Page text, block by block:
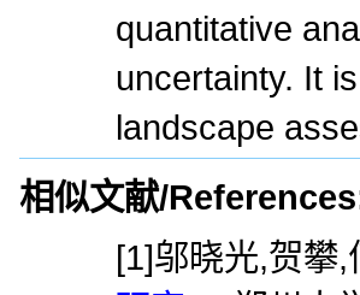
quantitative
uncertainty. It
landscape
相似文献/
[1]邬晓光,贺攀,